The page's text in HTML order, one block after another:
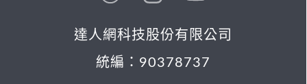
達人網科技股份有限公司
統編：90378737